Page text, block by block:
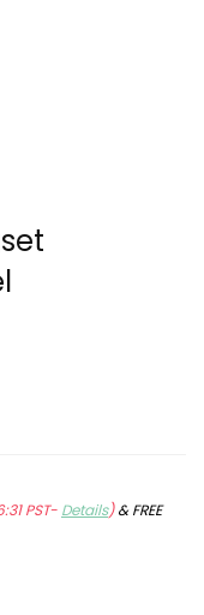
PST- Details)&FREE